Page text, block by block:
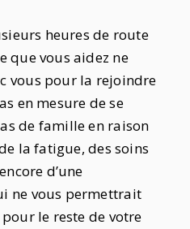
heures de route
que vous aidez ne
vous pour la rejoindre
en mesure de se
de famille en raison
la fatigue, des soins
d’une
ne vous permettrait
le reste de votre